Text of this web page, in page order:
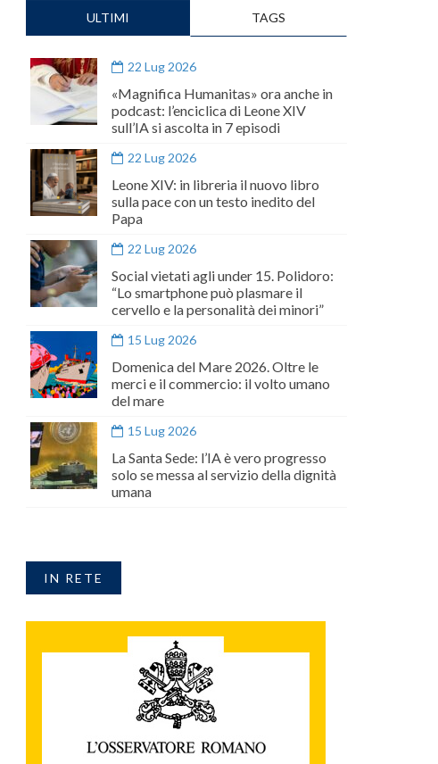
ULTIMI TAGS
22 Lug 2026
«Magnifica Humanitas» ora anche in
podcast: l’enciclica di Leone XIV
sull’IA si ascolta in 7 episodi
22 Lug 2026
Leone XIV: in libreria il nuovo libro
sulla pace con un testo inedito del
Papa
22 Lug 2026
Social vietati agli under 15. Polidoro:
“Lo smartphone può plasmare il
cervello e la personalità dei minori”
15 Lug 2026
Domenica del Mare 2026. Oltre le
merci e il commercio: il volto umano
del mare
15 Lug 2026
La Santa Sede: l’IA è vero progresso
solo se messa al servizio della dignità
umana
IN RETE